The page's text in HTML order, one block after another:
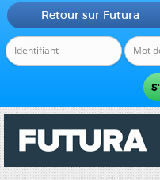
Retour sur Futura